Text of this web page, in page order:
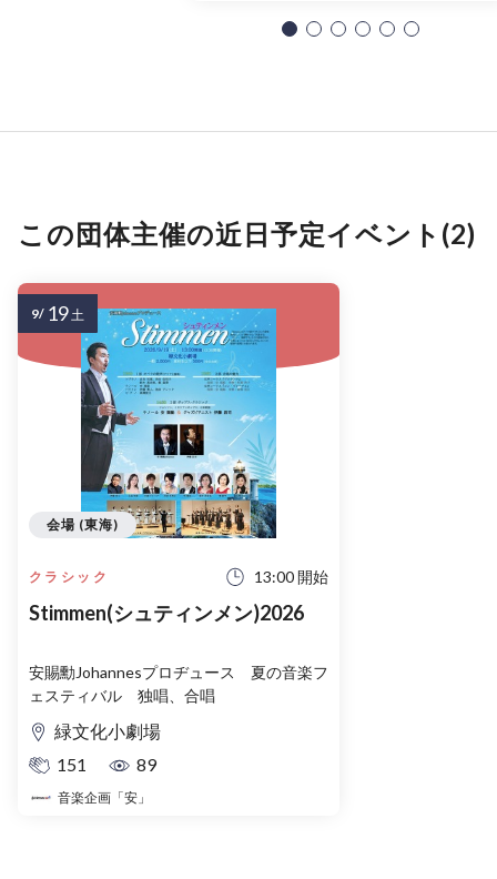
この団体主催の近日予定イベント(2)
クラシック 13:00 開始
Stimmen(シュティンメン)2026
安賜勳Johannesプロヂュース 夏の音楽フ
ェスティバル 独唱、合唱
緑文化小劇場
151
89
音楽企画「安」
会場 (東海)
9/ 19土